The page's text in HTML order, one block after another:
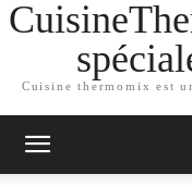
Cuisine thermomix est